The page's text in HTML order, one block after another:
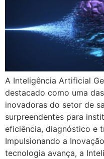
A Inteligência Artificial
destacado como uma
inovadoras do setor de
surpreendentes para
eficiência, diagnóstico e
Impulsionando a
tecnologia avança, a